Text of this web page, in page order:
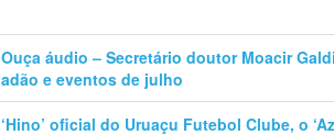
áudio – Secretário doutor Moacir
e eventos de julho
oficial do Uruaçu Futebol Clube, o